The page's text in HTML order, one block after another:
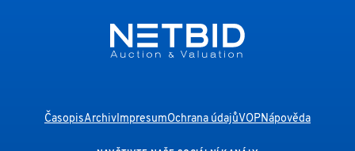
ČasopisArchivImpresumOchrana údajůVOPNápověda